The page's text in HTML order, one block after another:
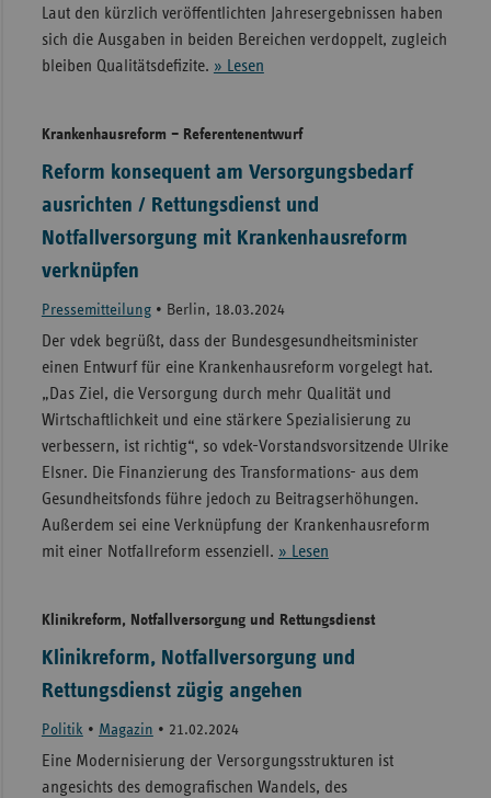
Laut den kürzlich veröffentlichten Jahresergebnissen haben
sich die Ausgaben in beiden Bereichen verdoppelt, zugleich
bleiben Qualitätsdefizite. » Lesen
Krankenhausreform – Referentenentwurf
Reform konsequent am Versorgungsbedarf
ausrichten / Rettungsdienst und
Notfallversorgung mit Krankenhausreform
verknüpfen
Pressemitteilung• Berlin, 18.03.2024
Der vdek begrüßt, dass der Bundesgesundheitsminister
einen Entwurf für eine Krankenhausreform vorgelegt hat.
„Das Ziel, die Versorgung durch mehr Qualität und
Wirtschaftlichkeit und eine stärkere Spezialisierung zu
verbessern, ist richtig“, so vdek-Vorstandsvorsitzende Ulrike
Elsner. Die Finanzierung des Transformations- aus dem
Gesundheitsfonds führe jedoch zu Beitragserhöhungen.
Außerdem sei eine Verknüpfung der Krankenhausreform
mit einer Notfallreform essenziell. » Lesen
Klinikreform, Notfallversorgung und Rettungsdienst
Klinikreform, Notfallversorgung und
Rettungsdienst zügig angehen
Politik • Magazin • 21.02.2024
Eine Modernisierung der Versorgungsstrukturen ist
angesichts des demografischen Wandels, des